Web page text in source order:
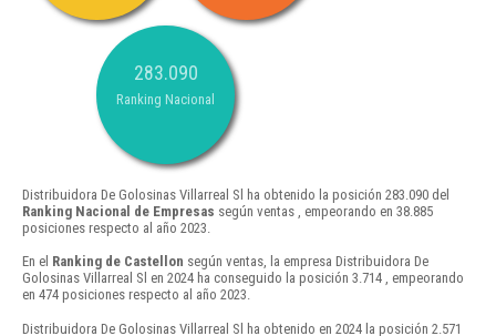
283.090
Ranking Nacional
Distribuidora De Golosinas Villarreal Sl ha obtenido la posición 283.090 del
Ranking Nacional de Empresas según ventas , empeorando en 38.885
posiciones respecto al año 2023.
En el Ranking de Castellon según ventas, la empresa Distribuidora De
Golosinas Villarreal Sl en 2024 ha conseguido la posición 3.714 , empeorando
en 474 posiciones respecto al año 2023.
Distribuidora De Golosinas Villarreal Sl ha obtenido en 2024 la posición 2.571